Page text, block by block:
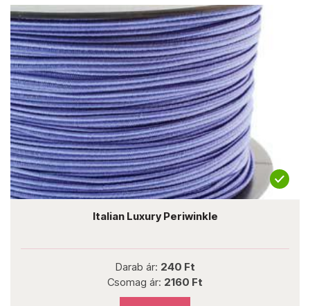
Italian Luxury Periwinkle
Darab ár: 240 Ft
Csomag ár: 2160 Ft